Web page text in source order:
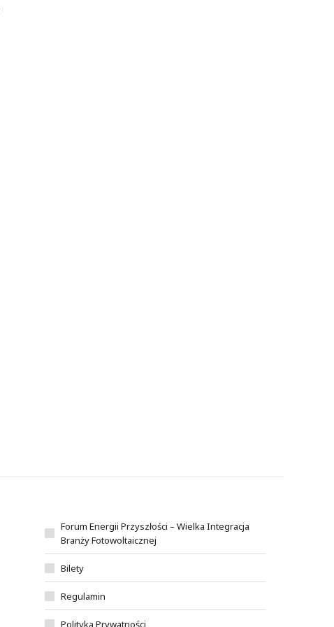
Forum Energii Przyszłości – Wielka Integracja
Branży Fotowoltaicznej
Bilety
Regulamin
Polityka Prywatności